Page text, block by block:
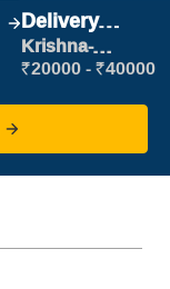
Delivery
Executive
Krishna-
vijayawada
₹20000 - ₹40000